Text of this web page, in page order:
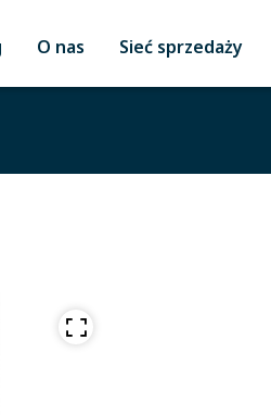
O nas Sieć sprzedaży